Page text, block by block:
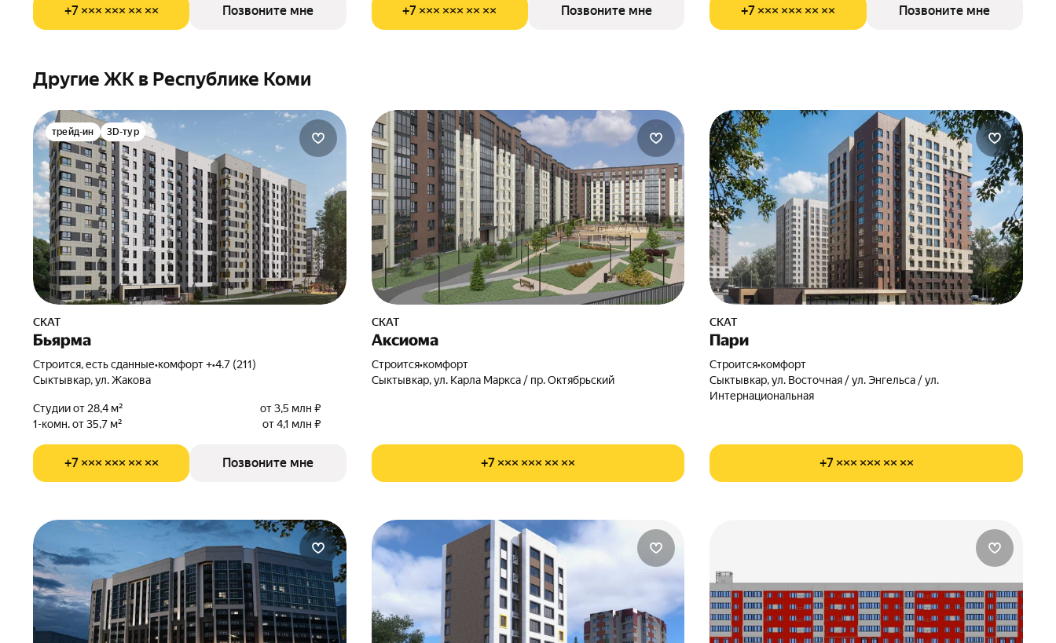
+7 ××× ××× ×× ×× Позвоните мне +7 ××× ××× ×× ×× Позвоните мне +7 ××× ××× ×× ×× Позвоните мне
Другие ЖК в Республике Коми
трейд-ин 3D-тур
СКАТ
Бьярма
Строится, есть сданные•комфорт +•4.7 (211)
Сыктывкар, ул. Жакова
Студии от 28,4 м²
от 3,5 млн ₽
1-комн. от 35,7 м²
от 4,1 млн ₽
+7 ××× ××× ×× ×× Позвоните мне
СКАТ
Аксиома
Строится•комфорт
Сыктывкар, ул. Карла Маркса / пр. Октябрьский
+7 ××× ××× ×× ××
СКАТ
Пари
Строится•комфорт
Сыктывкар, ул. Восточная / ул. Энгельса / ул.
Интернациональная
+7 ××× ××× ×× ××